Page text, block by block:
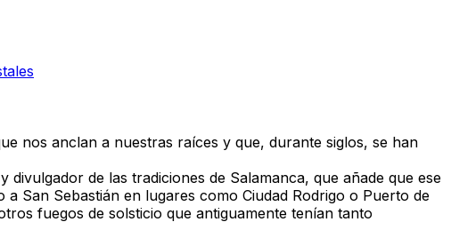
nos anclan a nuestras raíces y que, durante siglos, se han
divulgador de las tradiciones de Salamanca, que añade que ese
San Sebastián en lugares como Ciudad Rodrigo o Puerto de
fuegos de solsticio que antiguamente tenían tanto